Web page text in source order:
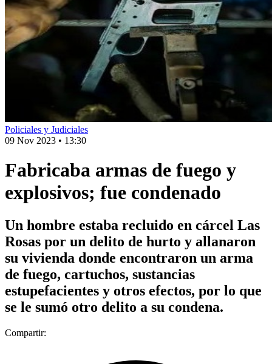
Policiales y Judiciales
09 Nov 2023 • 13:30
Fabricaba armas de fuego y
explosivos; fue condenado
Un hombre estaba recluido en cárcel Las
Rosas por un delito de hurto y allanaron
su vivienda donde encontraron un arma
de fuego, cartuchos, sustancias
estupefacientes y otros efectos, por lo que
se le sumó otro delito a su condena.
Compartir: